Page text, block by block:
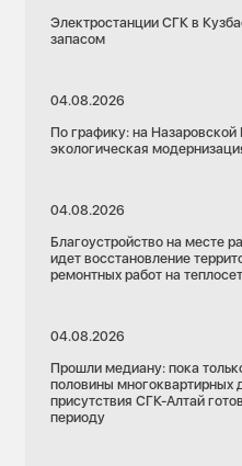
Электростанции СГК в
запасом
04.08.2026
По графику: на
экологическая
04.08.2026
Благоустройство на месте
идет восстановление
ремонтных работ на
04.08.2026
Прошли медиану: пока
половины многоквартирных
присутствия СГК-Алтай
периоду